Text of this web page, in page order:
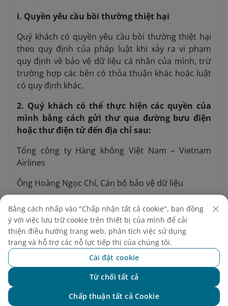
i. Quyền yêu cầu bồi thường thiệt hại
Quý khách có quyền yêu cầu bồi thường thiệt hại
theo quy định của pháp luật khi xảy ra vi phạm
quy định về bảo vệ dữ liệu cá nhân của mình, trừ
trường hợp các bên có thỏa thuận khác hoặc luật
có quy định khác.
2. Quý khách có thể thực hiện các quyền của
mình bằng cách gửi thư qua đường bưu điện
hoặc thư điện tử đến địa chỉ sau:
Tổng công ty Hàng không Việt Nam – Vietnam
Airlines
Ông Hoàng Ngọc Chí, Cán bộ bảo vệ dữ liệu
Email:
dpo@vietnamairlines.com
Địa chỉ: số 200 đường Nguyễn Sơn, phường Bồ Đề,
Hà Nội, Việt Nam.
Khi gửi yêu cầu, Quý khách vui lòng cung cấp các
thông tin nhận dạng cần thiết (họ tên, địa chỉ
email) cũng như bất kỳ thông tin cần thiết nào
khác để xác nhận danh tính Quý khách.
Bằng cách nhấp vào "Chấp nhận tất cả cookie", bạn đồng
ý với việc lưu trữ cookie trên thiết bị của mình để cải
thiện điều hướng trang web, phân tích việc sử dụng
trang và hỗ trợ các nỗ lực tiếp thị của chúng tôi.
Cài đặt cookie
Từ chối tất cả
Chấp thuận tất cả Cookie